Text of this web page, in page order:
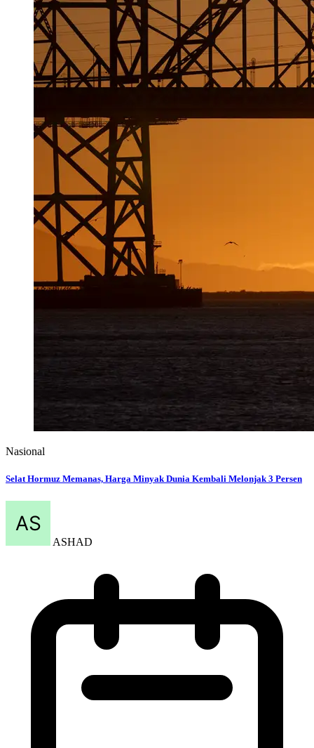
Nasional
Selat Hormuz Memanas, Harga Minyak Dunia Kembali Melonjak 3 Persen
ASHAD